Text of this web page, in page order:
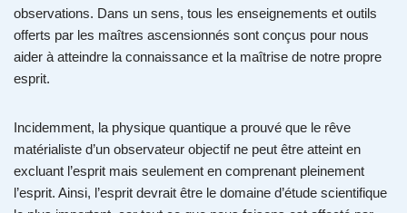
observations. Dans un sens, tous les enseignements et outils
offerts par les maîtres ascensionnés sont conçus pour nous
aider à atteindre la connaissance et la maîtrise de notre propre
esprit.
Incidemment, la physique quantique a prouvé que le rêve
matérialiste d’un observateur objectif ne peut être atteint en
excluant l’esprit mais seulement en comprenant pleinement
l’esprit. Ainsi, l’esprit devrait être le domaine d’étude scientifique